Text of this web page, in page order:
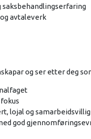
avtaleverk
og ser etter deg
lojal og samarbeidsvillig
god